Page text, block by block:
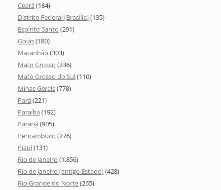
Ceará (184)
Distrito Federal (Brasília)(135)
Espírito Santo (291)
Goiás(180)
Maranhão (303)
Mato Grosso (236)
Mato Grosso do Sul(110)
Minas Gerais(778)
Pará (221)
Paraíba (192)
Paraná (905)
Pernambuco (276)
Piauí(131)
Rio de Janeiro (1.856)
Rio de Janeiro (antigo Estado)(428)
Rio Grande do Norte(265)